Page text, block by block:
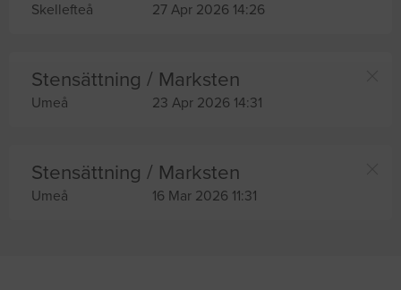
Skellefteå 27 Apr 2026 14:26
Stensättning / Marksten
Umeå 23 Apr 2026 14:31
Stensättning / Marksten
Umeå 16 Mar 2026 11:31